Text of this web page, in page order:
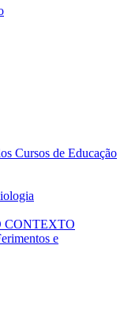
Cursos de Educação
CONTEXTO
e